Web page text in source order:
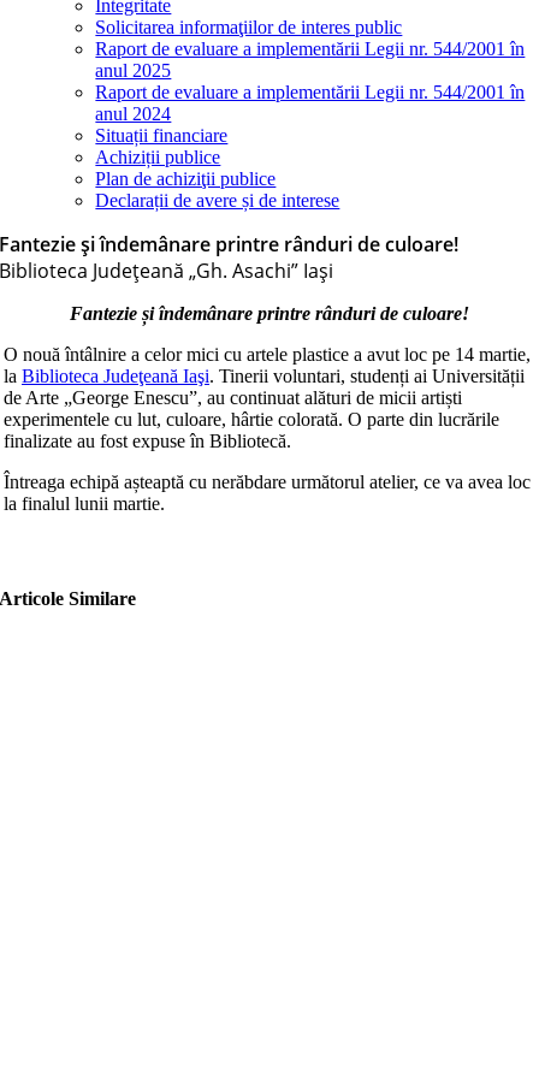
Integritate
Solicitarea informaţiilor de interes public
Raport de evaluare a implementării Legii nr. 544/2001 în
anul 2025
Raport de evaluare a implementării Legii nr. 544/2001 în
anul 2024
Situații financiare
Achiziții publice
Plan de achiziţii publice
Declarații de avere și de interese
Fantezie și îndemânare printre rânduri de culoare!
Biblioteca Judeţeană „Gh. Asachi” Iaşi
Fantezie și îndemânare printre rânduri de culoare!
O nouă întâlnire a celor mici cu artele plastice a avut loc pe 14 martie,
la Biblioteca Judeţeană Iaşi. Tinerii voluntari, studenți ai Universității
de Arte „George Enescu”, au continuat alături de micii artiști
experimentele cu lut, culoare, hârtie colorată. O parte din lucrările
finalizate au fost expuse în Bibliotecă.
Întreaga echipă așteaptă cu nerăbdare următorul atelier, ce va avea loc
la finalul lunii martie.
Articole Similare